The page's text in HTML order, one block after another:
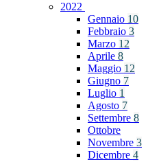
2022
Gennaio 10
Febbraio 3
Marzo 12
Aprile 8
Maggio 12
Giugno 7
Luglio 1
Agosto 7
Settembre 8
Ottobre
Novembre 3
Dicembre 4